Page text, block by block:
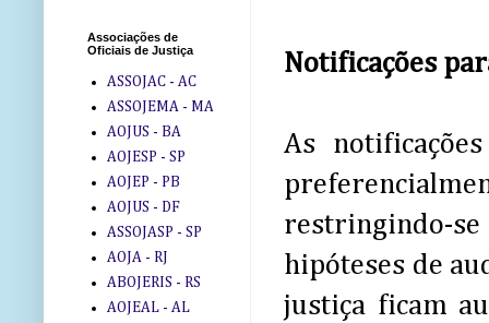
Notificações
As
restringindo-
hipóteses de
justiça ficam
Associações de
Oficiais de Justiça
ASSOJAC - AC
ASSOJEMA - MA
AOJUS - BA
AOJESP - SP
AOJEP - PB
AOJUS - DF
ASSOJASP - SP
AOJA - RJ
ABOJERIS - RS
AOJEAL - AL